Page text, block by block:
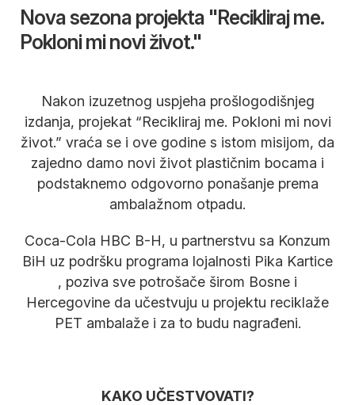
Nova sezona projekta "Recikliraj me.
Pokloni mi novi život."
Nakon izuzetnog uspjeha prošlogodišnjeg
izdanja, projekat “Recikliraj me. Pokloni mi novi
život.” vraća se i ove godine s istom misijom, da
zajedno damo novi život plastičnim bocama i
podstaknemo odgovorno ponašanje prema
ambalažnom otpadu.
Coca-Cola HBC B-H, u partnerstvu sa Konzum
BiH uz podršku programa lojalnosti Pika Kartice
, poziva sve potrošače širom Bosne i
Hercegovine da učestvuju u projektu reciklaže
PET ambalaže i za to budu nagrađeni.
KAKO UČESTVOVATI?